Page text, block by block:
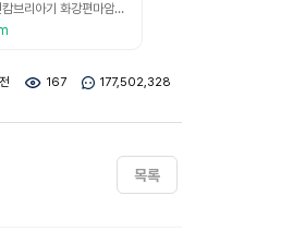
만연사 선캄브리아기 화강편마암은 무등산 일대 암층 중에서 가장 연대가 오래된 시기의 지질명소이다. 이곳의 선캄브리아기 암석은 화순군 만연사 일대를 비롯하여, 광주함몰체의 외곽을 둘러싸며 분포한다. 즉, 함몰체의 동-남쪽으로는 화순군 사평면, 한천면, 이양면의 주암호 주변에 넓게 분포한다. 북쪽으로는 광산구 어등산에서 북동방향으로 운남동, 수완지구, 첨단지구를 거쳐 장성군 진원면으로, 광주광역시 북구 양산동-본촌동-우치동에서 담양군 봉산면으로 연장 분포한
167 177,502,328
목록